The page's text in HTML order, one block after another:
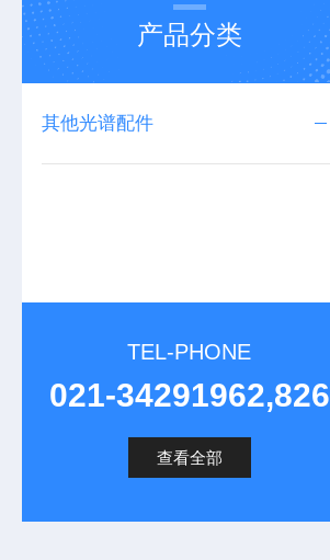
产品分类
其他光谱配件
TEL-PHONE
021-34291962,826
查看全部